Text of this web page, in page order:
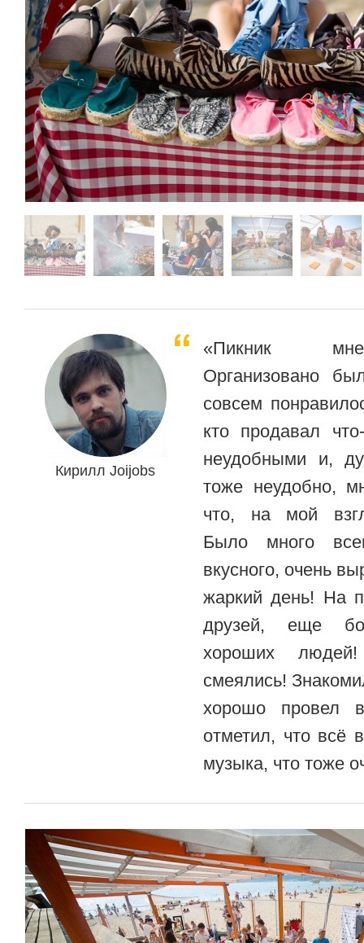
Кирилл Joijobs
«Пикник
Организовано
совсем
кто продавал
неудобными и,
тоже неудобно,
что, на мой
Было много
вкусного, очень
жаркий день! На
друзей, еще
хороших
смеялись!
хорошо
отметил, что всё
музыка, что тоже